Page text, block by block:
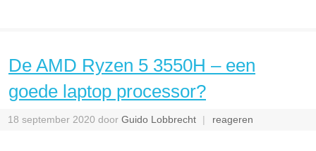
De AMD Ryzen 5 3550H – een
goede laptop processor?
18 september 2020 door Guido Lobbrecht reageren